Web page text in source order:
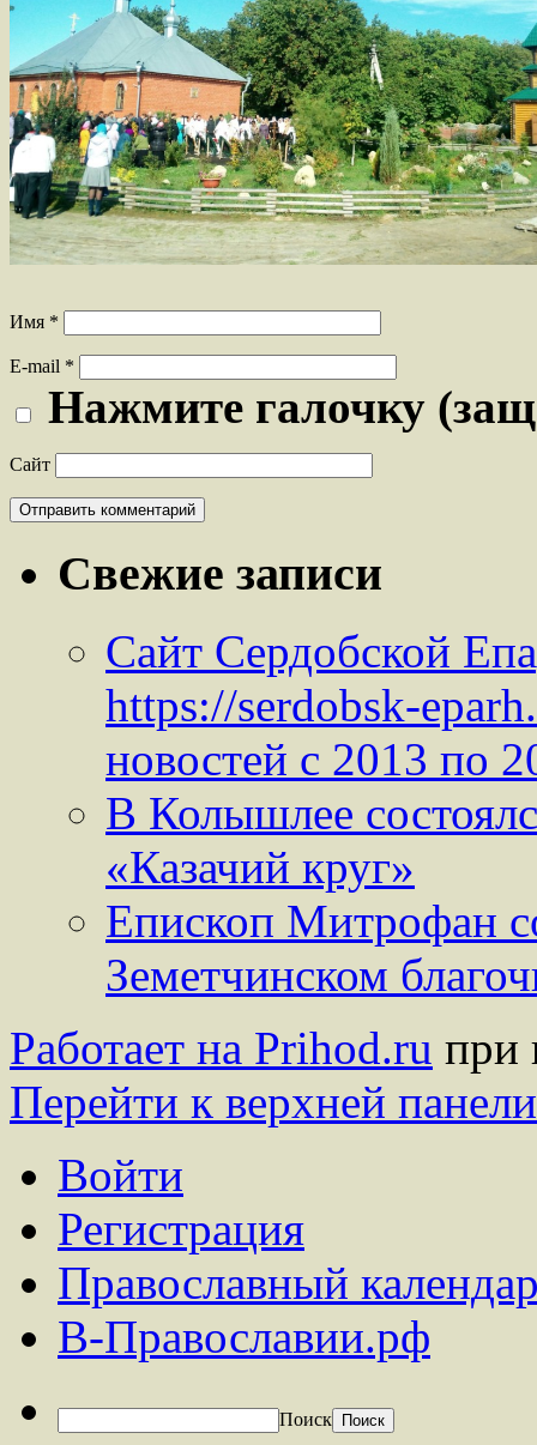
Имя *
E-mail *
Нажмите галочку
Сайт
Свежие записи
Сайт Сердобской
https://serdobsk-
новостей с 2013 по
В Колышлее
«Казачий круг»
Епископ Митрофан
Земетчинском
Работает на Prihod.ru при
Перейти к верхней панели
Войти
Регистрация
Православный
В-Православии.рф
Поиск